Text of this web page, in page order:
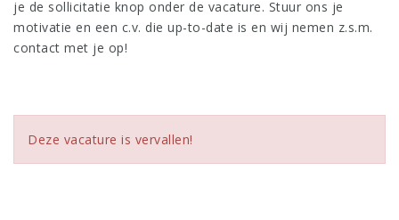
je de sollicitatie knop onder de vacature. Stuur ons je
motivatie en een c.v. die up-to-date is en wij nemen z.s.m.
contact met je op!
Deze vacature is vervallen!